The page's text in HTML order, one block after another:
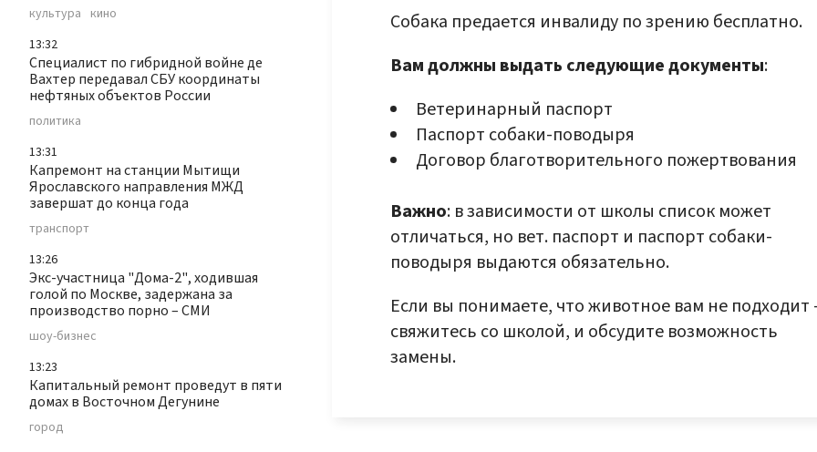
культура кино
13:32
Специалист по гибридной войне де
Вахтер передавал СБУ координаты
нефтяных объектов России
политика
13:31
Капремонт на станции Мытищи
Ярославского направления МЖД
завершат до конца года
транспорт
13:26
Экс-участница "Дома-2", ходившая
голой по Москве, задержана за
производство порно – СМИ
шоу-бизнес
13:23
Капитальный ремонт проведут в пяти
домах в Восточном Дегунине
город
Собака предается инвалиду по зрению бесплатно.
Вам должны выдать следующие документы:
Ветеринарный паспорт
Паспорт собаки-поводыря
Договор благотворительного пожертвования
Важно: в зависимости от школы список может
отличаться, но вет. паспорт и паспорт собаки-
поводыря выдаются обязательно.
Если вы понимаете, что животное вам не подходит
свяжитесь со школой, и обсудите возможность
замены.